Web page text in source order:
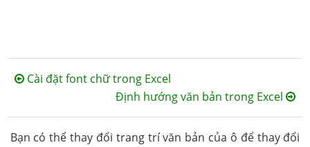
Cài đặt font chữ trong Excel
Định hướng văn bản trong Excel
Bạn có thể thay đổi trang trí văn bản của ô để thay đổi